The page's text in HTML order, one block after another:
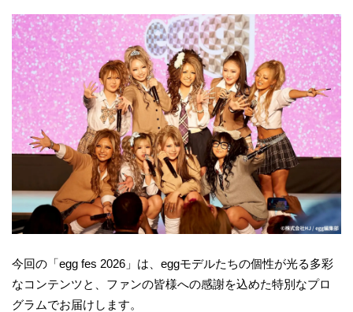
今回の「egg fes 2026」は、eggモデルたちの個性が光る多彩
なコンテンツと、ファンの皆様への感謝を込めた特別なプロ
グラムでお届けします。